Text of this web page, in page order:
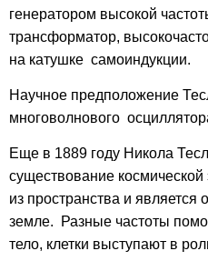
генератором высокой
трансформатор,
на катушке самоиндукции.
Научное предположение
многоволнового
Еще в 1889 году Никола
существование
из пространства и является
земле. Разные частоты
тело, клетки выступают в